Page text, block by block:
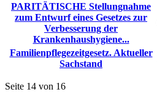
PARITÄTISCHE Stellungnahme
zum Entwurf eines Gesetzes zur
Verbesserung der
Krankenhaushygiene...
Familienpflegezeitgesetz. Aktueller
Sachstand
Seite 14 von 16